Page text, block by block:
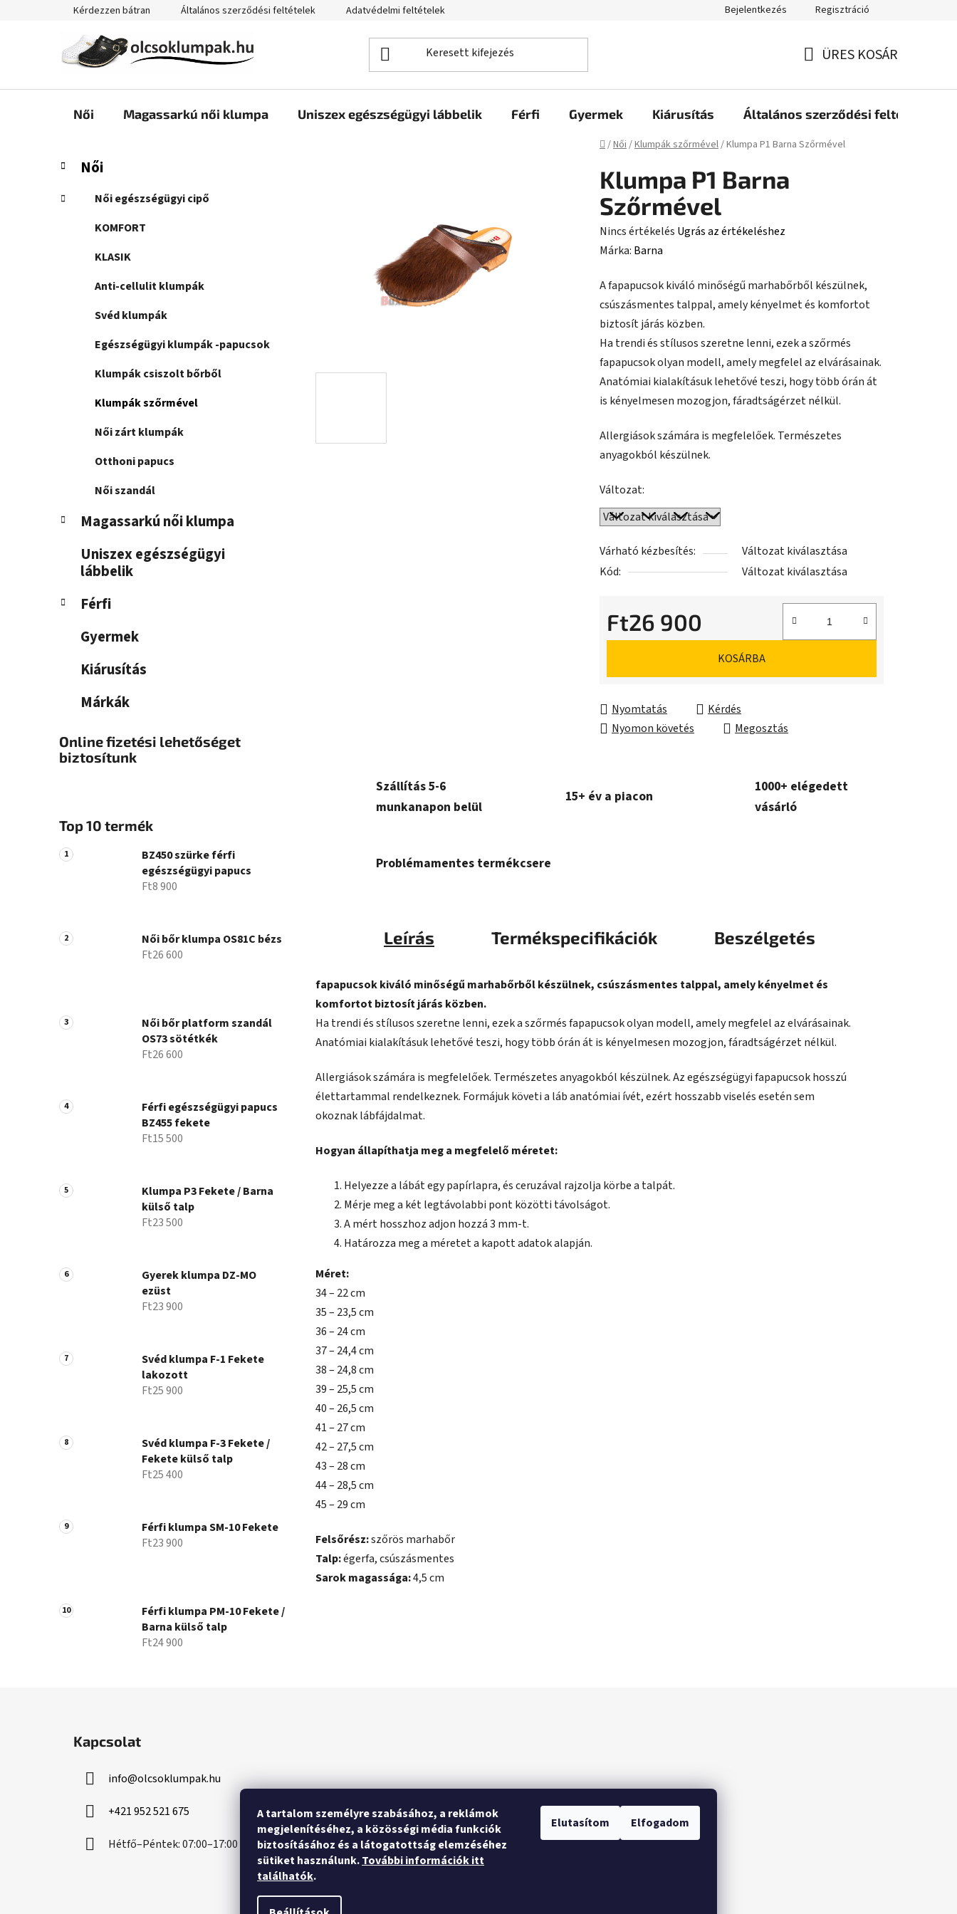
A tartalom személyre szabásához, a reklámok
megjelenítéséhez, a közösségi média funkciók
biztosításához és a látogatottság elemzéséhez
sütiket használunk.További információk itt
találhatók.
Elutasítom Elfogadom
tartalomhoz
Kérdezzen bátran Általános szerződési feltételek Adatvédelmi feltételek Bejelentkezés Regisztráció
ÜRES KOSÁR
Női Magassarkú női klumpa Uniszex egészségügyi lábbelik Férfi Gyermek Kiárusítás Általános szerződési feltételek
Kezdőlap
/Női/Klumpák szőrmével/Klumpa P1 Barna Szőrmével
O
d
Kategóriák
átugrása
K
a
e
Női
Női egészségügyi cipő
KOMFORT
KLASIK
Anti-cellulit klumpák
Svéd klumpák
Egészségügyi klumpák -papucsok
Klumpák csiszolt bőrből
Klumpák szőrmével
Női zárt klumpák
Otthoni papucs
Női szandál
Magassarkú női klumpa
Uniszex egészségügyi
lábbelik
Férfi
Gyermek
Kiárusítás
Márkák
Online fizetési lehetőséget
biztosítunk
Top 10 termék
BZ450 szürke férfi
egészségügyi papucs
Ft8 900
Női bőr klumpa OS81C bézs
Ft26 600
Női bőr platform szandál
OS73 sötétkék
Ft26 600
Férfi egészségügyi papucs
BZ455 fekete
Ft15 500
Klumpa P3 Fekete / Barna
külső talp
Ft23 500
Gyerek klumpa DZ-MO
ezüst
Ft23 900
Svéd klumpa F-1 Fekete
lakozott
Ft25 900
Svéd klumpa F-3 Fekete /
Fekete külső talp
Ft25 400
Férfi klumpa SM-10 Fekete
Ft23 900
Férfi klumpa PM-10 Fekete /
Barna külső talp
Ft24 900
Klumpa P1 Barna
Szőrmével
A
termék
értékelése
5-
ből
0,0
csillag.
Nincs értékelés Ugrás az értékeléshez
Márka: Barna
A fapapucsok kiváló minőségű marhabőrből készülnek,
csúszásmentes talppal, amely kényelmet és komfortot
biztosít járás közben.
Ha trendi és stílusos szeretne lenni, ezek a szőrmés
fapapucsok olyan modell, amely megfelel az elvárásainak.
Anatómiai kialakításuk lehetővé teszi, hogy több órán át
is kényelmesen mozogjon, fáradtságérzet nélkül.
Allergiások számára is megfelelőek. Természetes
anyagokból készülnek.
Változat:
Várható kézbesítés:
Változat kiválasztása
Kód:
Változat kiválasztása
Ft26 900
Egységár:
KOSÁRBA
Nyomtatás
Kérdés
Nyomon követés
Megosztás
Szállítás 5-6
munkanapon belül
15+ év a piacon
1000+ elégedett
vásárló
Problémamentes termékcsere
Leírás Termékspecifikációk Beszélgetés
fapapucsok kiváló minőségű marhabőrből készülnek, csúszásmentes talppal, amely kényelmet és
komfortot biztosít járás közben.
Ha trendi és stílusos szeretne lenni, ezek a szőrmés fapapucsok olyan modell, amely megfelel az elvárásainak.
Anatómiai kialakításuk lehetővé teszi, hogy több órán át is kényelmesen mozogjon, fáradtságérzet nélkül.
Allergiások számára is megfelelőek. Természetes anyagokból készülnek. Az egészségügyi fapapucsok hosszú
élettartammal rendelkeznek. Formájuk követi a láb anatómiai ívét, ezért hosszabb viselés esetén sem
okoznak lábfájdalmat.
Hogyan állapíthatja meg a megfelelő méretet:
Helyezze a lábát egy papírlapra, és ceruzával rajzolja körbe a talpát.
Mérje meg a két legtávolabbi pont közötti távolságot.
A mért hosszhoz adjon hozzá 3 mm-t.
Határozza meg a méretet a kapott adatok alapján.
Méret:
34 – 22 cm
35 – 23,5 cm
36 – 24 cm
37 – 24,4 cm
38 – 24,8 cm
39 – 25,5 cm
40 – 26,5 cm
41 – 27 cm
42 – 27,5 cm
43 – 28 cm
44 – 28,5 cm
45 – 29 cm
Felsőrész:szőrös marhabőr
Talp:égerfa, csúszásmentes
Sarok magassága:4,5 cm
Kapcsolat
info@olcsoklumpak.hu
+421 952 521 675
Hétfő–Péntek: 07:00–17:00